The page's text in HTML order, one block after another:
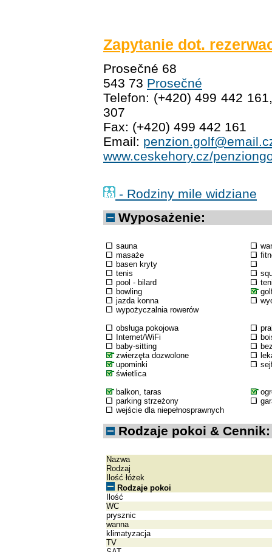
Zapytanie dot.
Prosečné 68
543 73 Prosečné
Telefon: (+420) 499 442
307
Fax: (+420) 499 442 161
Email:
www.ceskehory.cz/
- Rodziny mile widziane
Wyposażenie:
sauna
masaże
basen kryty
tenis
pool - bilard
bowling
jazda konna
wypożyczalnia rowerów
obsługa pokojowa
Internet/WiFi
baby-sitting
zwierzęta dozwolone
upominki
świetlica
balkon, taras
parking strzeżony
wejście dla niepełnosprawnych
Rodzaje pokoi & Cennik:
Nazwa
Rodzaj
Ilość łóżek
Rodzaje pokoi
Ilość
WC
prysznic
wanna
klimatyzacja
TV